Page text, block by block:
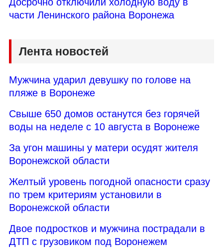
части Ленинского района Воронежа
Лента новостей
Мужчина ударил девушку по голове на
пляже в Воронеже
Свыше 650 домов останутся без горячей
воды на неделе с 10 августа в Воронеже
За угон машины у матери осудят жителя
Воронежской области
Желтый уровень погодной опасности сразу
по трем критериям установили в
Воронежской области
Двое подростков и мужчина пострадали в
ДТП с грузовиком под Воронежем